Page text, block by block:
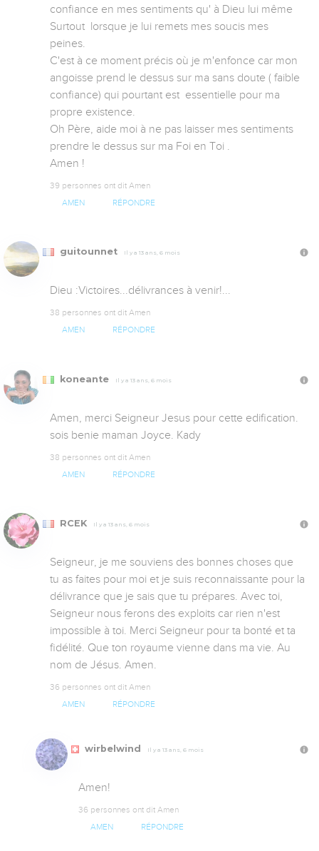
confiance en mes sentiments qu' à Dieu lui même
Surtout  lorsque je lui remets mes soucis mes
peines.
C'est à ce moment précis où je m'enfonce car mon
angoisse prend le dessus sur ma sans doute ( faible
confiance) qui pourtant est  essentielle pour ma
propre existence.
Oh Père, aide moi à ne pas laisser mes sentiments
prendre le dessus sur ma Foi en Toi .
Amen !
39 personnes ont dit Amen
AMEN RÉPONDRE
guitounnet Il y a 13 ans, 6 mois
Dieu :Victoires...délivrances à venir!...
38 personnes ont dit Amen
AMEN RÉPONDRE
koneante Il y a 13 ans, 6 mois
Amen, merci Seigneur Jesus pour cette edification.
sois benie maman Joyce. Kady
38 personnes ont dit Amen
AMEN RÉPONDRE
RCEK Il y a 13 ans, 6 mois
Seigneur, je me souviens des bonnes choses que
tu as faites pour moi et je suis reconnaissante pour la
délivrance que je sais que tu prépares. Avec toi,
Seigneur nous ferons des exploits car rien n'est
impossible à toi. Merci Seigneur pour ta bonté et ta
fidélité. Que ton royaume vienne dans ma vie. Au
nom de Jésus. Amen.
36 personnes ont dit Amen
AMEN RÉPONDRE
wirbelwind Il y a 13 ans, 6 mois
Amen!
36 personnes ont dit Amen
AMEN RÉPONDRE